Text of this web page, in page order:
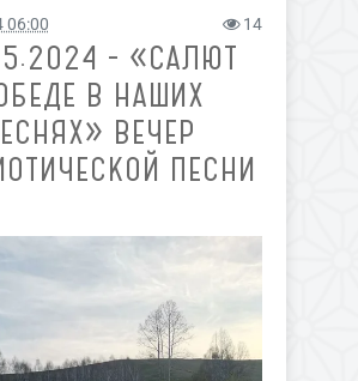
06:00 14
- «САЛЮТ
В НАШИХ
ВЕЧЕР
ПЕСНИ